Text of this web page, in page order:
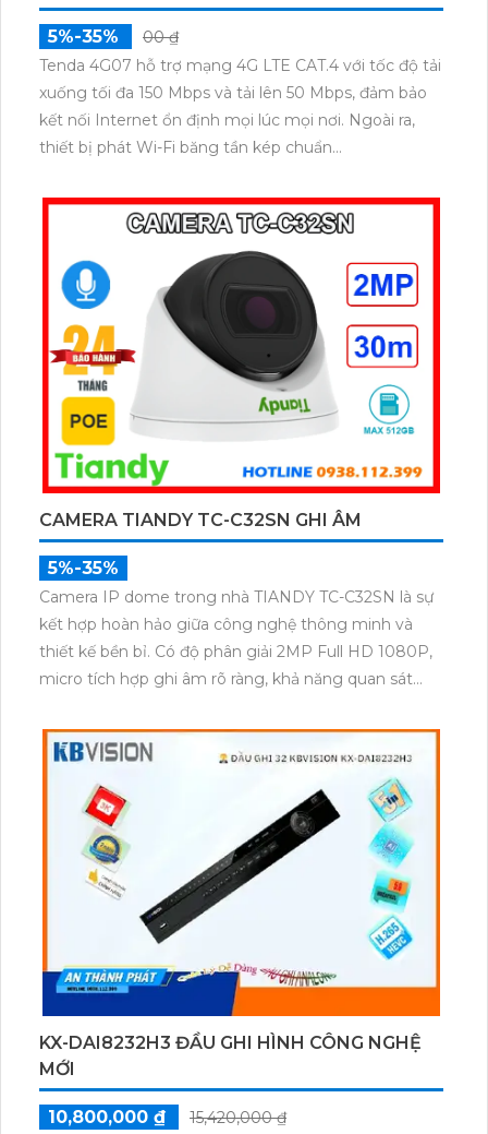
5%-35%
00 ₫
Tenda 4G07 hỗ trợ mạng 4G LTE CAT.4 với tốc độ tải
xuống tối đa 150 Mbps và tải lên 50 Mbps, đảm bảo
kết nối Internet ổn định mọi lúc mọi nơi. Ngoài ra,
thiết bị phát Wi-Fi băng tần kép chuẩn
và 867 Mbps (5,8 GHz).
CAMERA TIANDY TC-C32SN GHI ÂM
5%-35%
Camera IP dome trong nhà TIANDY TC-C32SN là sự
kết hợp hoàn hảo giữa công nghệ thông minh và
thiết kế bền bỉ. Có độ phân giải 2MP Full HD 1080P,
micro tích hợp ghi âm rõ ràng, khả năng quan sát
cắm thẻ nhớ hỗ trợ tối đa 512GB đáp ứng tốt nhu
cầu giám sát liên tục và chất lượng cao, hỗ trợ POE
đạt chuẩn IP66 chống bụi nước vỏ kim loại chắc
KX-DAI8232H3 ĐẦU GHI HÌNH CÔNG NGHỆ
MỚI
10,800,000 ₫
15,420,000 ₫